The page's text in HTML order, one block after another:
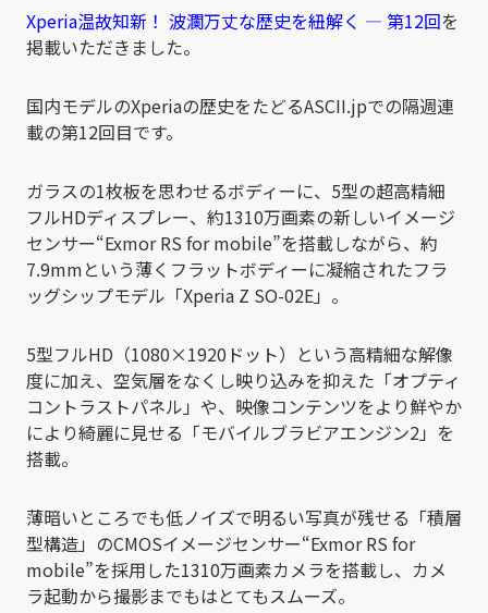
Xperia温故知新！ 波瀾万丈な歴史を紐解く ― 第12回を
掲載いただきました。
国内モデルのXperiaの歴史をたどるASCII.jpでの隔週連
載の第12回目です。
ガラスの1枚板を思わせるボディーに、5型の超高精細
フルHDディスプレー、約1310万画素の新しいイメージ
センサー“Exmor RS for mobile”を搭載しながら、約
7.9mmという薄くフラットボディーに凝縮されたフラ
ッグシップモデル「Xperia Z SO-02E」。
5型フルHD（1080×1920ドット）という高精細な解像
度に加え、空気層をなくし映り込みを抑えた「オプティ
コントラストパネル」や、映像コンテンツをより鮮やか
により綺麗に見せる「モバイルブラビアエンジン2」を
搭載。
薄暗いところでも低ノイズで明るい写真が残せる「積層
型構造」のCMOSイメージセンサー“Exmor RS for
mobile”を採用した1310万画素カメラを搭載し、カメ
ラ起動から撮影までもはとてもスムーズ。